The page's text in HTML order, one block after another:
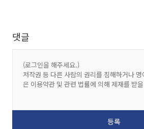
댓글